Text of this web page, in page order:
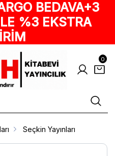
BEDAVA+3
%3 EKSTRA
0
Seçkin Yayınları